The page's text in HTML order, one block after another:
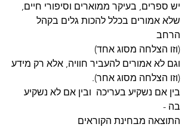
יש ספרים, בעיקר ממוארים וסיפורי חיים,
שלא אמורים בכלל להכות גלים בקהל
הרחב
(וזו הצלחה מסוג אחד)
וגם לא אמורים להעביר חוויה, אלא רק מידע
(וזו הצלחה מסוג אחר).
בין אם נשקיע בעריכה  ובין אם לא נשקיע
בה -
התוצאה מבחינת הקוראים